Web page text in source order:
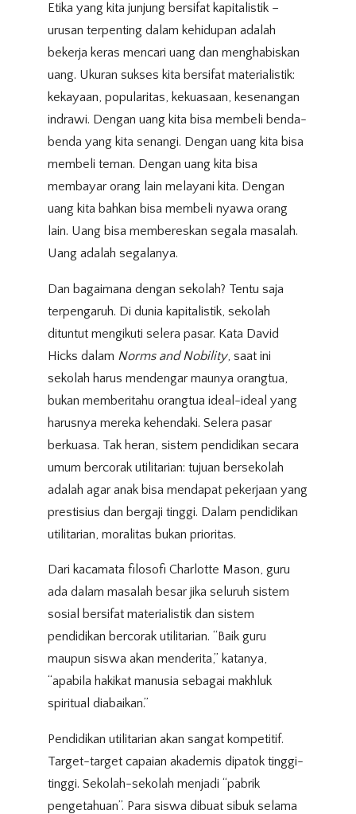
Etika yang kita junjung bersifat kapitalistik –
urusan terpenting dalam kehidupan adalah
bekerja keras mencari uang dan menghabiskan
uang. Ukuran sukses kita bersifat materialistik:
kekayaan, popularitas, kekuasaan, kesenangan
indrawi. Dengan uang kita bisa membeli benda-
benda yang kita senangi. Dengan uang kita bisa
membeli teman. Dengan uang kita bisa
membayar orang lain melayani kita. Dengan
uang kita bahkan bisa membeli nyawa orang
lain. Uang bisa membereskan segala masalah.
Uang adalah segalanya.
Dan bagaimana dengan sekolah? Tentu saja
terpengaruh. Di dunia kapitalistik, sekolah
dituntut mengikuti selera pasar. Kata David
Hicks dalam Norms and Nobility, saat ini
sekolah harus mendengar maunya orangtua,
bukan memberitahu orangtua ideal-ideal yang
harusnya mereka kehendaki. Selera pasar
berkuasa. Tak heran, sistem pendidikan secara
umum bercorak utilitarian: tujuan bersekolah
adalah agar anak bisa mendapat pekerjaan yang
prestisius dan bergaji tinggi. Dalam pendidikan
utilitarian, moralitas bukan prioritas.
Dari kacamata filosofi Charlotte Mason, guru
ada dalam masalah besar jika seluruh sistem
sosial bersifat materialistik dan sistem
pendidikan bercorak utilitarian. “Baik guru
maupun siswa akan menderita,” katanya,
“apabila hakikat manusia sebagai makhluk
spiritual diabaikan.”
Pendidikan utilitarian akan sangat kompetitif.
Target-target capaian akademis dipatok tinggi-
tinggi. Sekolah-sekolah menjadi “pabrik
pengetahuan”. Para siswa dibuat sibuk selama